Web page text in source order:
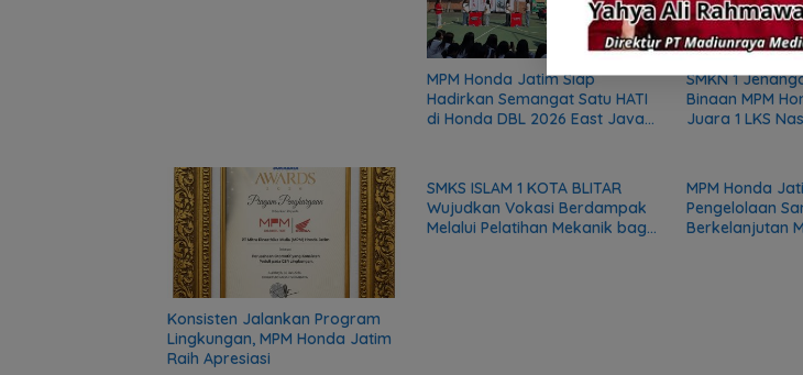
MPM Honda Jatim Siap
Hadirkan Semangat Satu HATI
di Honda DBL 2026 East Java
SMKN 1
Binaan MPM
Juara 1 LKS
Konsisten Jalankan Program
Lingkungan, MPM Honda Jatim
Raih Apresiasi
SMKS ISLAM 1 KOTA BLITAR
Wujudkan Vokasi Berdampak
Melalui Pelatihan Mekanik bagi
MPM Honda
Pengelolaan
Berkelanjutan